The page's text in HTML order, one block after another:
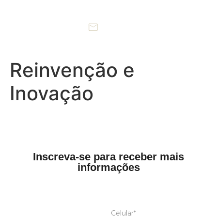
Reinvenção e
Inovação
Inscreva-se para receber mais
informações
Celular*